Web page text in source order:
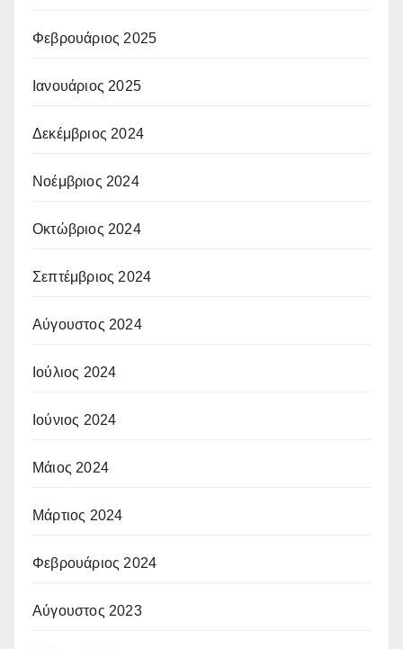
Φεβρουάριος 2025
Ιανουάριος 2025
Δεκέμβριος 2024
Νοέμβριος 2024
Οκτώβριος 2024
Σεπτέμβριος 2024
Αύγουστος 2024
Ιούλιος 2024
Ιούνιος 2024
Μάιος 2024
Μάρτιος 2024
Φεβρουάριος 2024
Αύγουστος 2023